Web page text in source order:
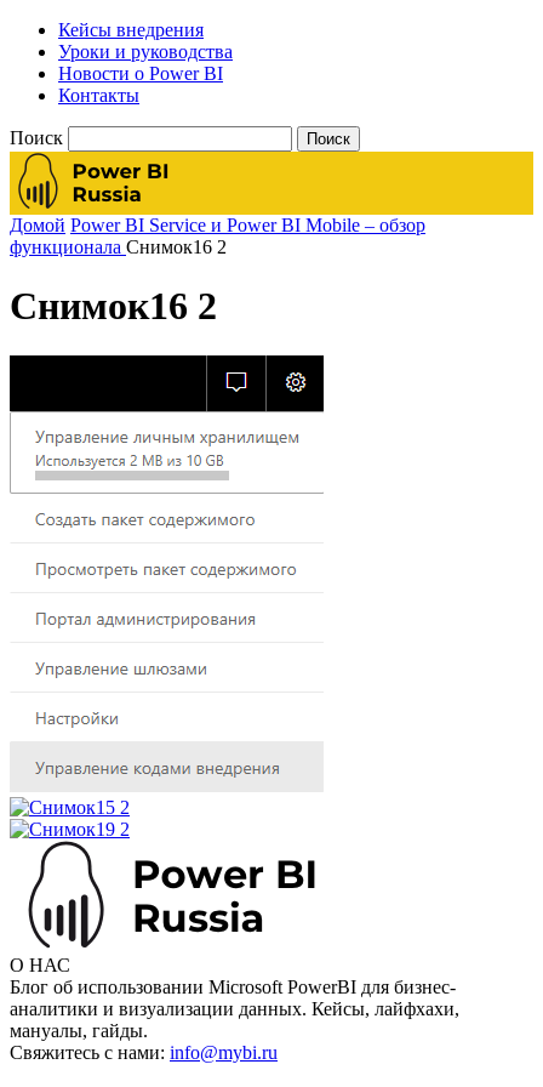
Кейсы внедрения
Уроки и руководства
Новости о Power BI
Контакты
Поиск
Домой Power BI Service и Power BI Mobile – обзор
функционала Снимок16 2
Снимок16 2
О НАС
Блог об использовании Microsoft PowerBI для бизнес-
аналитики и визуализации данных. Кейсы, лайфхахи,
мануалы, гайды.
Свяжитесь с нами: info@mybi.ru